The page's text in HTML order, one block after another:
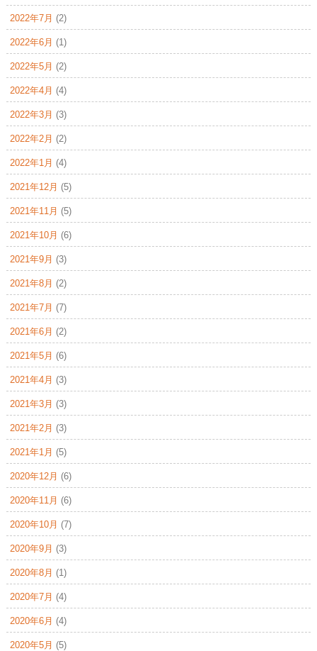
2022年7月 (2)
2022年6月 (1)
2022年5月 (2)
2022年4月 (4)
2022年3月 (3)
2022年2月 (2)
2022年1月 (4)
2021年12月 (5)
2021年11月 (5)
2021年10月 (6)
2021年9月 (3)
2021年8月 (2)
2021年7月 (7)
2021年6月 (2)
2021年5月 (6)
2021年4月 (3)
2021年3月 (3)
2021年2月 (3)
2021年1月 (5)
2020年12月 (6)
2020年11月 (6)
2020年10月 (7)
2020年9月 (3)
2020年8月 (1)
2020年7月 (4)
2020年6月 (4)
2020年5月 (5)